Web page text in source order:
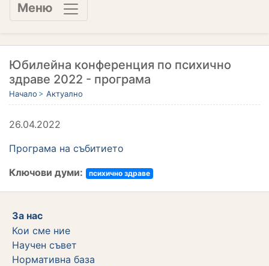
Меню
Юбилейна конференция по психично
здраве 2022 - програма
Начало Актуално
26.04.2022
Програма на събитието
Ключови думи:
психично здраве
За нас
Кои сме ние
Научен съвет
Нормативна база